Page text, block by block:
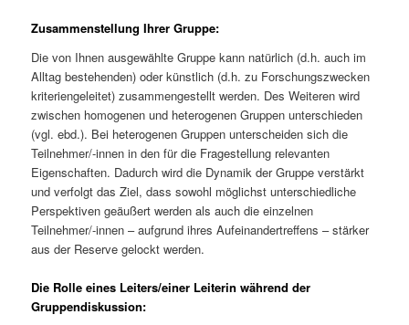
Zusammenstellung Ihrer Gruppe:
Die von Ihnen ausgewählte Gruppe kann natürlich (d.h. auch im
Alltag bestehenden) oder künstlich (d.h. zu Forschungszwecken
kriteriengeleitet) zusammengestellt werden. Des Weiteren wird
zwischen homogenen und heterogenen Gruppen unterschieden
(vgl. ebd.). Bei heterogenen Gruppen unterscheiden sich die
Teilnehmer/-innen in den für die Fragestellung relevanten
Eigenschaften. Dadurch wird die Dynamik der Gruppe verstärkt
und verfolgt das Ziel, dass sowohl möglichst unterschiedliche
Perspektiven geäußert werden als auch die einzelnen
Teilnehmer/-innen – aufgrund ihres Aufeinandertreffens – stärker
aus der Reserve gelockt werden.
Die Rolle eines Leiters/einer Leiterin während der
Gruppendiskussion: